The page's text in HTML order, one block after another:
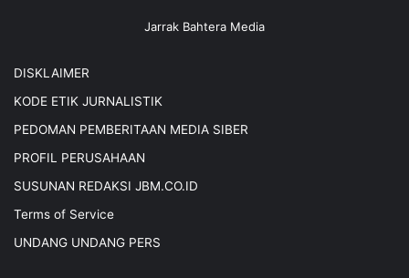
Jarrak Bahtera Media
DISKLAIMER
KODE ETIK JURNALISTIK
PEDOMAN PEMBERITAAN MEDIA SIBER
PROFIL PERUSAHAAN
SUSUNAN REDAKSI JBM.CO.ID
Terms of Service
UNDANG UNDANG PERS